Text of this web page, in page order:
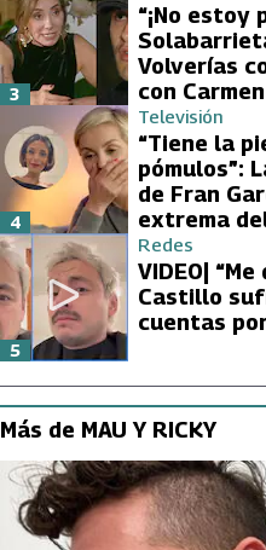
“¡No estoy
Volverías
con
3
Televisión
“Tiene la
pómulos”:
de Fran
extrema
4
Redes
VIDEO|
Castillo
cuentas
5
Más de MAU Y RICKY